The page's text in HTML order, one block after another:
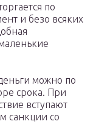
по
и безо всяких
можно по
срока. При
вступают
санкции со